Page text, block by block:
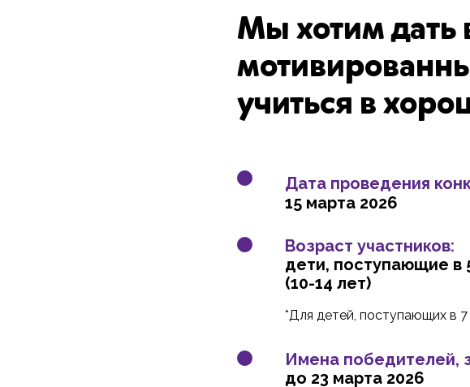
Мы хотим
учиться в
Дата проведения
15 марта 2026
Возраст участников:
дети, поступающие в
(10-14 лет)
*Для детей, поступающих в
Имена победителей,
до 23 марта 2026